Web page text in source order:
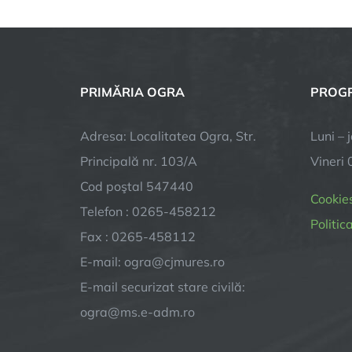
PRIMĂRIA OGRA
Adresa: Localitatea Ogra, Str.
Principală nr. 103/A
Cod poştal 547440
Telefon : 0265-458212
Fax : 0265-458112
E-mail: ogra@cjmures.ro
E-mail securizat stare civilă:
ogra@ms.e-adm.ro
Luni –
Vineri